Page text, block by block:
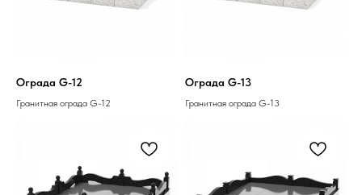
Ограда G-12
Гранитная ограда G-12
Ограда G-13
Гранитная ограда G-13